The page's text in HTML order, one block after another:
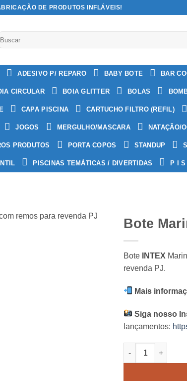
DE PRODUTOS INFLÁVEIS!
ADESIVO P/ REPARO BABY BOTE BAR
CIRCULAR BOIA GLITTER BOLAS
CAPA PISCINA CARTUCHO FILTRO (REFIL)
JOGOS MERGULHO/MASCARA NATAÇÃO/
PRODUTOS PORTA COPOS STANDUP
PISCINAS TEMÁTICAS / DIVERTIDAS P I
Bote
Bote INTEX
revenda PJ.
Mais
Siga nosso
lançamentos:
Bote Mariner